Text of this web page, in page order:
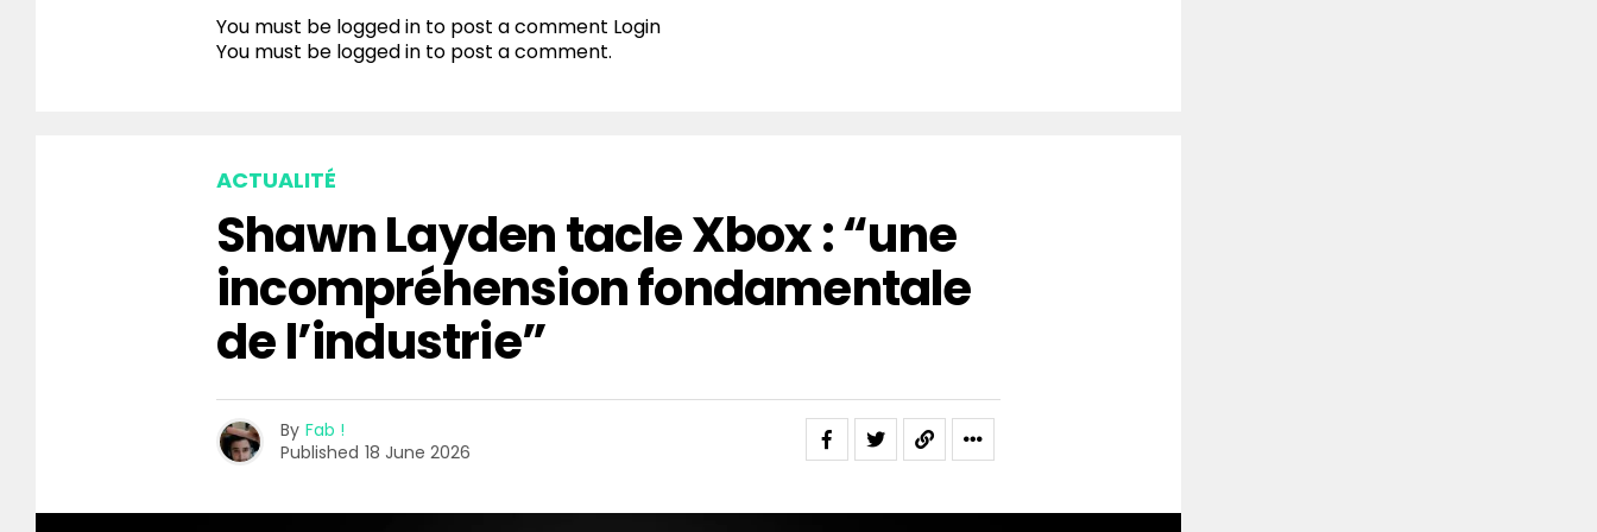
You must be logged in to post a comment Login
You must be logged in to post a comment.
ACTUALITÉ
Shawn Layden tacle Xbox : “une
incompréhension fondamentale
de l’industrie”
By Fab !
Published 18 June 2026